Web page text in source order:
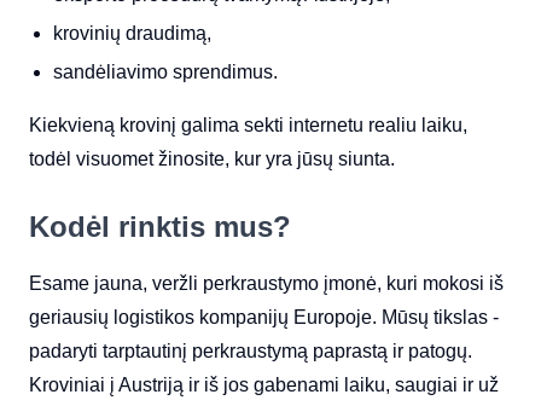
krovinių draudimą,
sandėliavimo sprendimus.
Kiekvieną krovinį galima sekti internetu realiu laiku,
todėl visuomet žinosite, kur yra jūsų siunta.
Kodėl rinktis mus?
Esame jauna, veržli perkraustymo įmonė, kuri mokosi iš
geriausių logistikos kompanijų Europoje. Mūsų tikslas -
padaryti tarptautinį perkraustymą paprastą ir patogų.
Kroviniai į Austriją ir iš jos gabenami laiku, saugiai ir už